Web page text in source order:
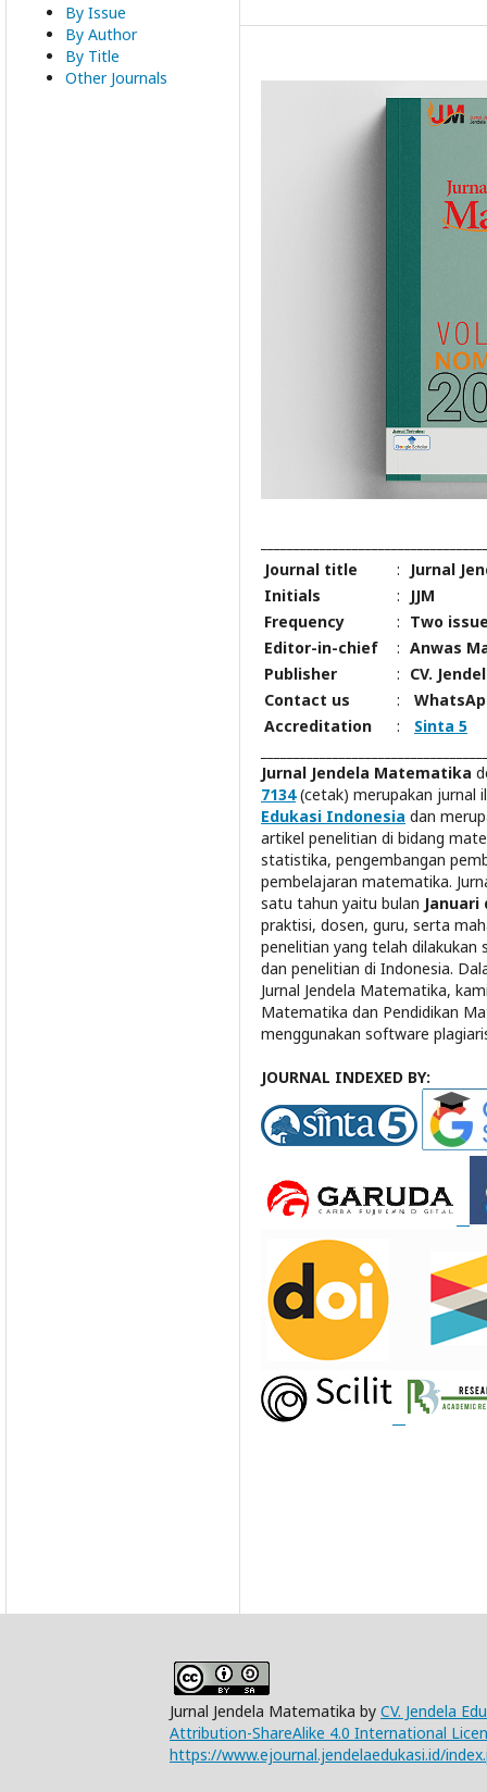
By Issue
By Author
By Title
Other Journals
Journal title
:
Jurnal
Initials
:
JJM
Frequency
: Two
Editor-in-chief
: Anwas
Publisher
: CV.
Contact us
:
Accreditation
:
Sinta 5
Jurnal Jendela Matematika
7134(cetak) merupakan jurnal
Edukasi Indonesia dan
artikel penelitian di bidang
statistika, pengembangan
pembelajaran matematika.
satu tahun yaitu bulan Januari
praktisi, dosen, guru, serta
penelitian yang telah dilakukan
dan penelitian di Indonesia.
Jurnal Jendela Matematika,
Matematika dan Pendidikan
menggunakan software
JOURNAL INDEXED BY:
Jurnal Jendela Matematika by CV. Jendela
Attribution-ShareAlike 4.0 International
https://www.ejournal.jendelaedukasi.id/